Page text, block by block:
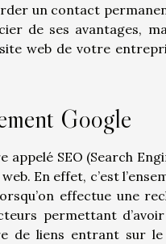
un contact
de ses avantages,
web de votre
Google
appelé SEO (Search
En effet, c’est
effectue une
permettant
de liens entrant sur